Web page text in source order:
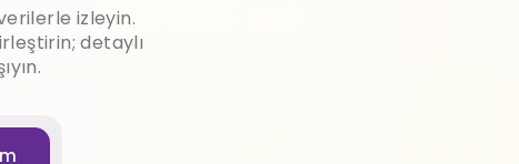
izleyin.
detaylı